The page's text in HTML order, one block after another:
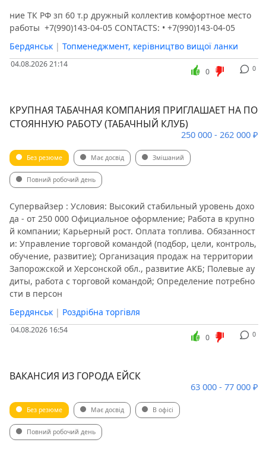
Готелі, готельний бізнес
Управління персоналом, HR
Полювання та рибальство
Страхування
IT, комп'ютери, інтернет
Логістика, склад, митниця
Загублені та знайдені
Морська справа, морське право
Маркетинг, реклама, PR
Без досвіду, початківці, студенти, стажери
Фото, відео
Політика
Закупівля, заготовлення, постачання
Виробниче устаткування
Виробництво, технологи, інженери
Громадські організації, некомерційна діяльність
Нерухомість, житло
Віддалена робота
Ремонт та ремонтні послуги
Продаж, закупівля
Секретаріат, діловодство, АГВ
Охорона та безпека, силові структури
Сфера послуг
Топменеджмент, керівництво вищої ланки
Туризм, подорожі, екскурсії
Транспорт, автобізнес
Робочі спеціальності, виробництво
Писемність, переклад
ние ТК РФ зп 60 т.р дружный коллектив комфортное место
работы ️ +7(990)143-04-05 CONTACTS: • +7(990)143-04-05
Бердянськ | Топменеджмент, керівництво вищої ланки
04.08.2026 21:14 0
0
КРУПНАЯ ТАБАЧНАЯ КОМПАНИЯ ПРИГЛАШАЕТ НА ПО
СТОЯННУЮ РАБОТУ (ТАБАЧНЫЙ КЛУБ)
250 000 - 262 000 ₽
Без резюме Має досвід Змішаний
Повний робочий день
Супервайзер : Условия: Высокий стабильный уровень дохо
да - от 250 000 Официальное оформление; Работа в крупно
й компании; Карьерный рост. Оплата топлива. Обязанност
и: Управление торговой командой (подбор, цели, контроль,
обучение, развитие); Организация продаж на территории
Запорожской и Херсонской обл., развитие АКБ; Полевые ау
диты, работа с торговой командой; Определение потребно
сти в персон
Бердянськ | Роздрібна торгівля
04.08.2026 16:54 0
0
ВАКАНСИЯ ИЗ ГОРОДА ЕЙСК
63 000 - 77 000 ₽
Без резюме Має досвід В офісі
Повний робочий день